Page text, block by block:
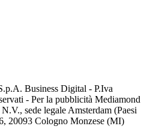
Business Digital - P.Iva
- Per la pubblicità Mediamond
sede legale Amsterdam (Paesi
20093 Cologno Monzese (MI)